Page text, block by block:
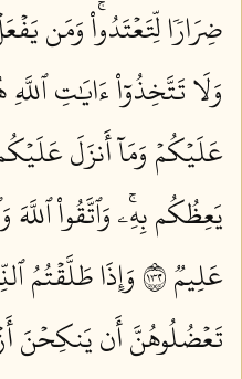
ضِرَارٗا لِّتَعۡتَدُواْۚ وَمَن
وَلَا تَتَّخِذُوٓاْ ءَايَٰتِ
عَلَيۡكُمۡ وَمَآ أَنزَلَ
يَعِظُكُم بِهِۦۚ وَٱتَّقُواْ
عَلِيمٞ ٢٣١
وَإِذَا طَلَّقۡتُمُ
تَعۡضُلُوهُنَّ أَن يَنكِحۡنَ